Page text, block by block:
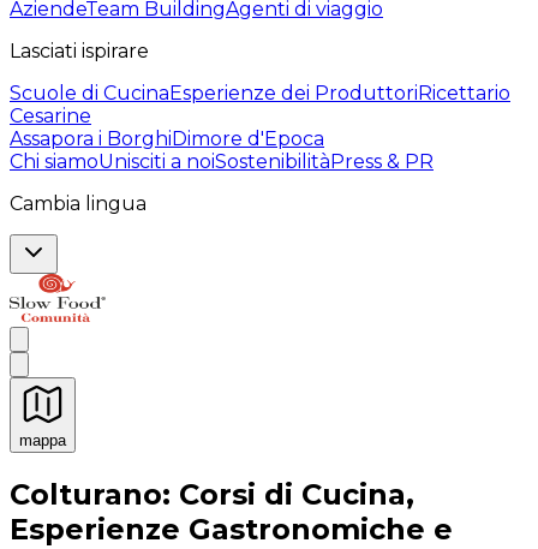
AziendeTeam BuildingAgenti di viaggio
Lasciati ispirare
Scuole di CucinaEsperienze dei ProduttoriRicettario
Cesarine
Assapora i BorghiDimore d'Epoca
Chi siamoUnisciti a noiSostenibilitàPress & PR
Cambia lingua
mappa
Esperienze culinarie indimenticabili: Esperienze
Colturano: Corsi di Cucina,
Esperienze Gastronomiche e